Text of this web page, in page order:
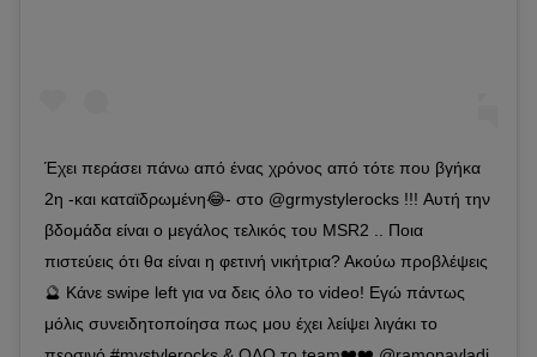
Έχει περάσει πάνω από ένας χρόνος από τότε που βγήκα
2η -και καταϊδρωμένη😂- στο @grmystylerocks !!! Αυτή την
βδομάδα είναι ο μεγάλος τελικός του MSR2 .. Ποια
πιστεύεις ότι θα είναι η φετινή νικήτρια? Ακούω προβλέψεις
🔮 Κάνε swipe left για να δεις όλο το video! Εγώ πάντως
μόλις συνειδητοποίησα πως μου έχει λείψει λιγάκι το